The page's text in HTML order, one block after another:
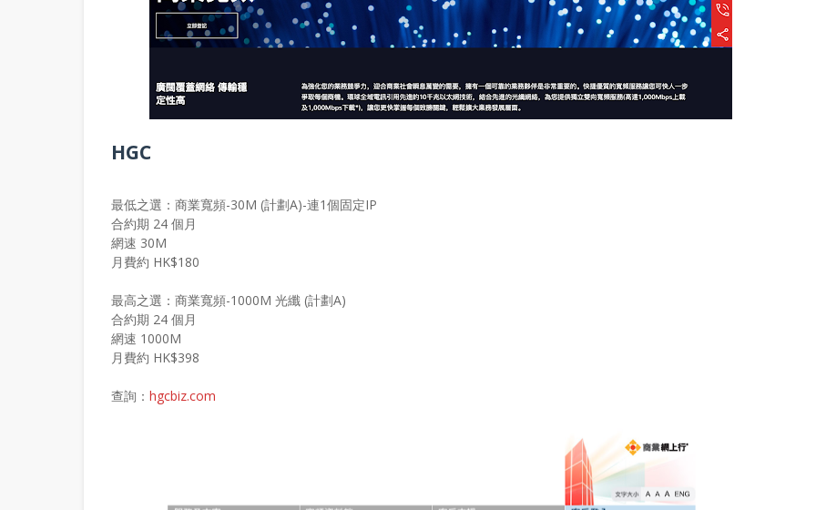
HGC
最低之選：商業寬頻-30M (計劃A)-連1個固定IP
合約期 24 個月
網速 30M
月費約 HK$180
最高之選：商業寬頻-1000M 光纖 (計劃A)
合約期 24 個月
網速 1000M
月費約 HK$398
查詢： hgcbiz.com